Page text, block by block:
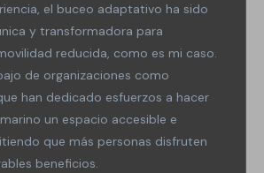
el buceo adaptativo ha sido
y transformadora para
reducida, como es mi caso.
de organizaciones como
han dedicado esfuerzos a hacer
un espacio accesible e
que más personas disfruten
beneficios.